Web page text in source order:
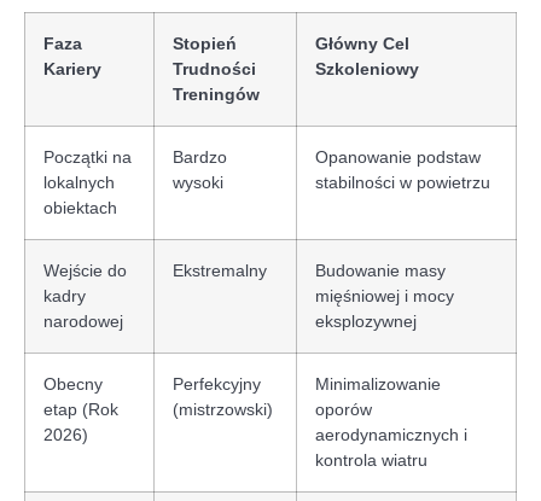
Faza
Kariery
Stopień
Trudności
Treningów
Główny Cel
Szkoleniowy
Początki na
lokalnych
obiektach
Bardzo
wysoki
Opanowanie podstaw
stabilności w powietrzu
Wejście do
kadry
narodowej
Ekstremalny
Budowanie masy
mięśniowej i mocy
eksplozywnej
Obecny
etap (Rok
2026)
Perfekcyjny
(mistrzowski)
Minimalizowanie
oporów
aerodynamicznych i
kontrola wiatru